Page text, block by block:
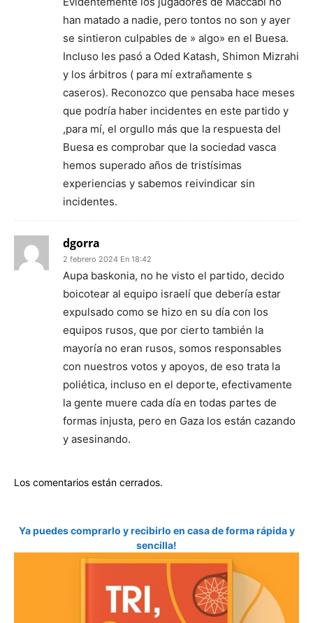
han matado a nadie, pero tontos no son y ayer
se sintieron culpables de » algo» en el Buesa.
Incluso les pasó a Oded Katash, Shimon Mizrahi
y los árbitros ( para mí extrañamente s
caseros). Reconozco que pensaba hace meses
que podría haber incidentes en este partido y
,para mí, el orgullo más que la respuesta del
Buesa es comprobar que la sociedad vasca
hemos superado años de tristísimas
experiencias y sabemos reivindicar sin
incidentes.
dgorra
2 febrero 2024 En 18:42
Aupa baskonia, no he visto el partido, decido
boicotear al equipo israelí que debería estar
expulsado como se hizo en su día con los
equipos rusos, que por cierto también la
mayoría no eran rusos, somos responsables
con nuestros votos y apoyos, de eso trata la
poliética, incluso en el deporte, efectivamente
la gente muere cada día en todas partes de
formas injusta, pero en Gaza los están cazando
y asesinando.
Los comentarios están cerrados.
Ya puedes comprarlo y recibirlo en casa de forma rápida y
sencilla!